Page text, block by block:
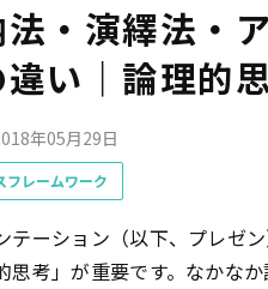
法・演繹法・
い｜論理的
年05月29日
フレームワーク
テーション（以下、プレゼ
思考」が重要です。なかな